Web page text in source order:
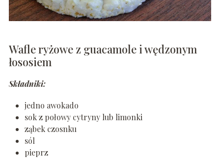
Wafle ryżowe z guacamole i wędzonym
łososiem
Składniki:
jedno awokado
sok z połowy cytryny lub limonki
ząbek czosnku
sól
pieprz